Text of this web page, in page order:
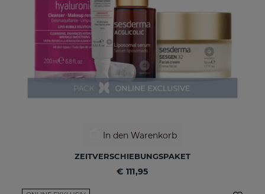
In den Warenkorb
ZEITVERSCHIEBUNGSPAKET
€ 111,95